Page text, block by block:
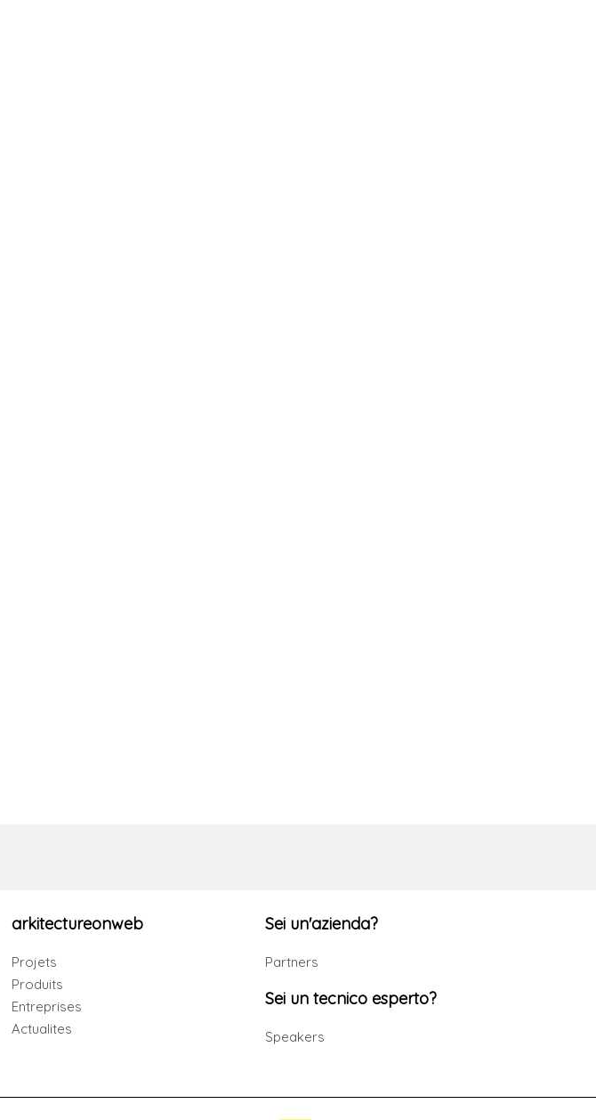
arkitectureonweb
Projets
Produits
Entreprises
Actualites
Sei un'azienda?
Partners
Sei un tecnico esperto?
Speakers